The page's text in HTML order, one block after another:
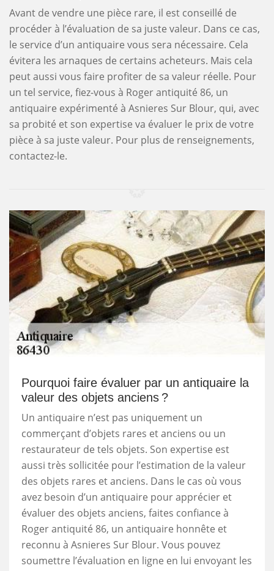
Avant de vendre une pièce rare, il est conseillé de
procéder à l’évaluation de sa juste valeur. Dans ce cas,
le service d’un antiquaire vous sera nécessaire. Cela
évitera les arnaques de certains acheteurs. Mais cela
peut aussi vous faire profiter de sa valeur réelle. Pour
un tel service, fiez-vous à Roger antiquité 86, un
antiquaire expérimenté à Asnieres Sur Blour, qui, avec
sa probité et son expertise va évaluer le prix de votre
pièce à sa juste valeur. Pour plus de renseignements,
contactez-le.
Pourquoi faire évaluer par un antiquaire la
valeur des objets anciens ?
Un antiquaire n’est pas uniquement un
commerçant d’objets rares et anciens ou un
restaurateur de tels objets. Son expertise est
aussi très sollicitée pour l’estimation de la valeur
des objets rares et anciens. Dans le cas où vous
avez besoin d’un antiquaire pour apprécier et
évaluer des objets anciens, faites confiance à
Roger antiquité 86, un antiquaire honnête et
reconnu à Asnieres Sur Blour. Vous pouvez
soumettre l’évaluation en ligne en lui envoyant les